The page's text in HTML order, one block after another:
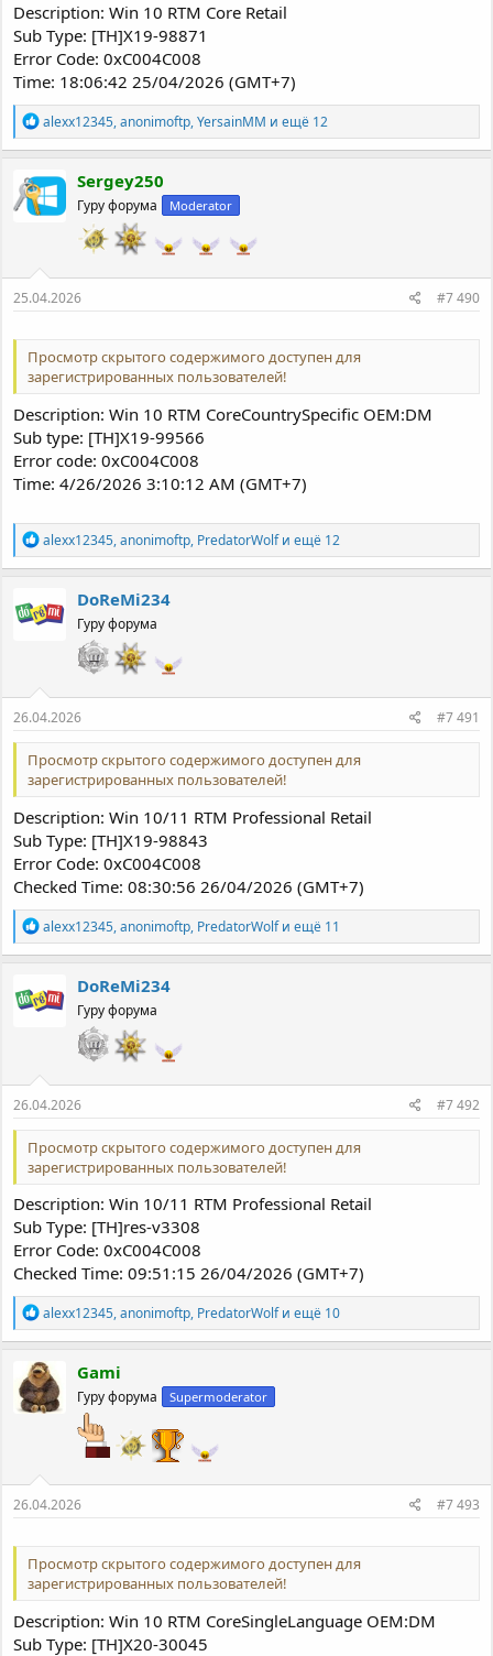
Description: Win 10 RTM Core Retail
Sub Type: [TH]X19-98871
Error Code: 0xC004C008
Time: 18:06:42 25/04/2026 (GMT+7)
Р
е
а
к
ц
и
alexx12345,anonimoftp,YersainMM и ещё 12
Sergey250
Гуру форума Moderator
25.04.2026 #7 490
Просмотр скрытого содержимого доступен для
зарегистрированных пользователей!
Description: Win 10 RTM CoreCountrySpecific OEM:DM
Sub type: [TH]X19-99566
Error code: 0xC004C008
Time: 4/26/2026 3:10:12 AM (GMT+7)
Р
е
а
ц
и
alexx12345,anonimoftp, PredatorWolfи ещё 12
DoReMi234
Гуру форума
26.04.2026 #7 491
Просмотр скрытого содержимого доступен для
зарегистрированных пользователей!
Description: Win 10/11 RTM Professional Retail
Sub Type: [TH]X19-98843
Error Code: 0xC004C008
Checked Time: 08:30:56 26/04/2026 (GMT+7)
Р
е
а
ц
и
alexx12345,anonimoftp, PredatorWolfи ещё 11
DoReMi234
Гуру форума
26.04.2026 #7 492
Просмотр скрытого содержимого доступен для
зарегистрированных пользователей!
Description: Win 10/11 RTM Professional Retail
Sub Type: [TH]res-v3308
Error Code: 0xC004C008
Checked Time: 09:51:15 26/04/2026 (GMT+7)
Р
е
а
к
ц
и
и
alexx12345,anonimoftp, PredatorWolfи ещё 10
Gami
Гуру форума Supermoderator
26.04.2026 #7 493
Просмотр скрытого содержимого доступен для
зарегистрированных пользователей!
Description: Win 10 RTM CoreSingleLanguage OEM:DM
Sub Type: [TH]X20-30045